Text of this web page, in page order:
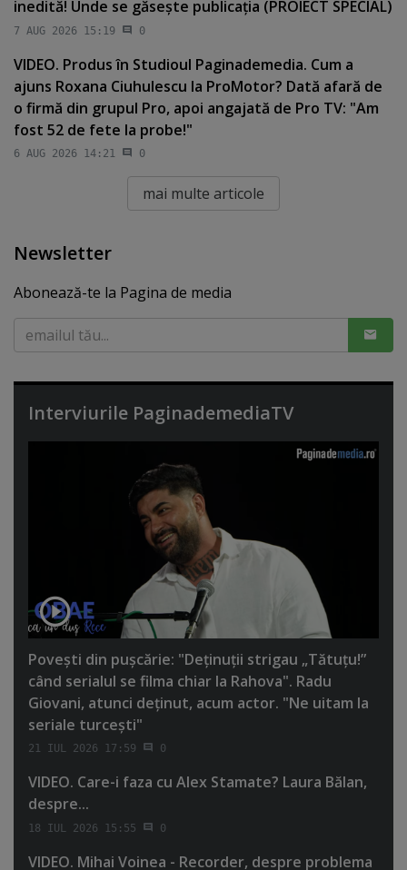
inedită! Unde se găseşte publicaţia (PROIECT SPECIAL)
7 AUG 2026 15:19 0
VIDEO. Produs în Studioul Paginademedia. Cum a
ajuns Roxana Ciuhulescu la ProMotor? Dată afară de
o firmă din grupul Pro, apoi angajată de Pro TV: "Am
fost 52 de fete la probe!"
6 AUG 2026 14:21 0
mai multe articole
Newsletter
Abonează-te la Pagina de media
Interviurile PaginademediaTV
Poveşti din puşcărie: "Deţinuţii strigau „Tătuţu!”
când serialul se filma chiar la Rahova". Radu
Giovani, atunci deţinut, acum actor. "Ne uitam la
seriale turceşti"
21 IUL 2026 17:59 0
VIDEO. Care-i faza cu Alex Stamate? Laura Bălan,
despre...
18 IUL 2026 15:55 0
VIDEO. Mihai Voinea - Recorder, despre problema